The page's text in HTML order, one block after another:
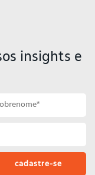
insights e